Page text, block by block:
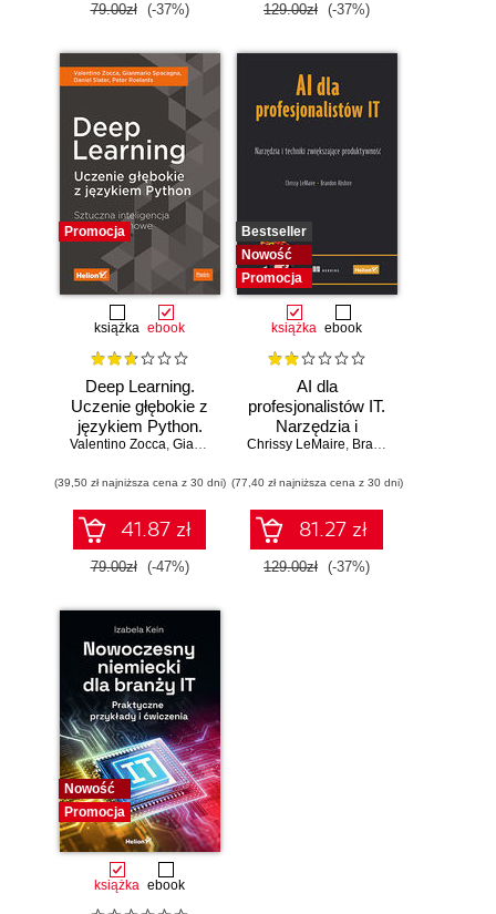
79.00zł (-37%) 129.00zł (-37%)
Promocja
książka ebook
Deep Learning.
Uczenie głębokie z
językiem Python.
Sztuczna
neuronowe
Valentino Zocca, Gianmario Spacagna ,Daniel Slater
(39,50 zł najniższa cena z 30 dni)
41.87 zł
79.00zł (-47%)
Bestseller
Nowość
Promocja
książka ebook
AI dla
profesjonalistów IT.
Narzędzia i
techniki
produktywność
Chrissy LeMaire, Brandon Abshire
(77,40 zł najniższa cena z 30 dni)
81.27 zł
129.00zł (-37%)
Nowość
Promocja
książka ebook